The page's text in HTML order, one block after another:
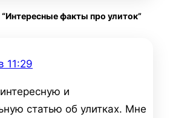
факты про улиток”
11:29
и
статью об улитках. Мне